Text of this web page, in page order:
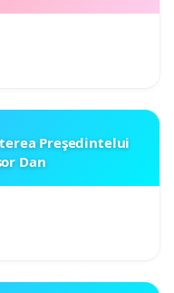
Preşedintelui
Dan